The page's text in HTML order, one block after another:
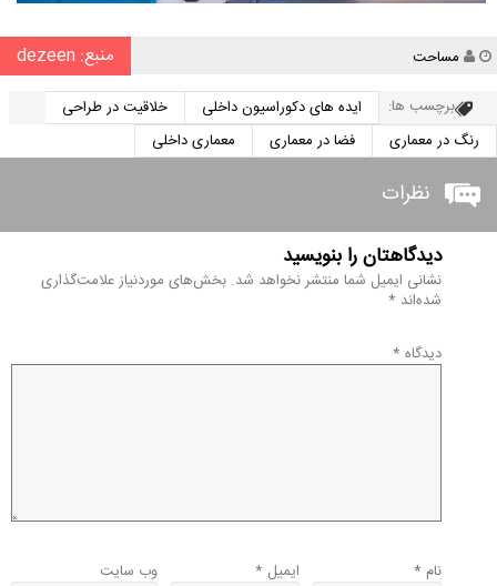
نویسنده
مساحت منبع: dezeen
برچسب ها: ایده های دکوراسیون داخلی
خلاقیت در طراحی
رنگ در معماری
فضا در معماری معماری داخلی
نظرات
دیدگاهتان را بنویسید
نشانی ایمیل شما منتشر نخواهد شد. بخش‌های موردنیاز علامت‌گذاری
شده‌اند *
دیدگاه *
نام * ایمیل * وب‌ سایت